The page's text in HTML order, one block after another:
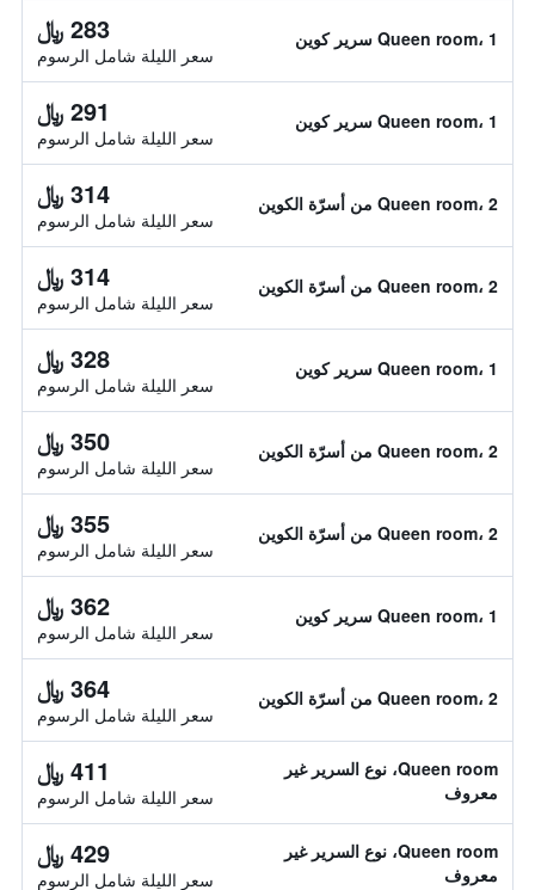
Queen room، 1 سرير كوين 283 ﷼
سعر الليلة شامل الرسوم
Queen room، 1 سرير كوين 291 ﷼
سعر الليلة شامل الرسوم
Queen room، 2 من أسرّة الكوين 314 ﷼
سعر الليلة شامل الرسوم
Queen room، 2 من أسرّة الكوين 314 ﷼
سعر الليلة شامل الرسوم
Queen room، 1 سرير كوين 328 ﷼
سعر الليلة شامل الرسوم
Queen room، 2 من أسرّة الكوين 350 ﷼
سعر الليلة شامل الرسوم
Queen room، 2 من أسرّة الكوين 355 ﷼
سعر الليلة شامل الرسوم
Queen room، 1 سرير كوين 362 ﷼
سعر الليلة شامل الرسوم
Queen room، 2 من أسرّة الكوين 364 ﷼
سعر الليلة شامل الرسوم
Queen room، نوع السرير غير
معروف
411 ﷼
سعر الليلة شامل الرسوم
Queen room، نوع السرير غير
معروف
429 ﷼
سعر الليلة شامل الرسوم